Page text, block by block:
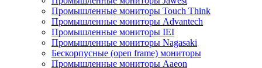
Промышленные мониторы Touch Think
Промышленные мониторы Advantech
Промышленные мониторы IEI
Промышленные мониторы Nagasaki
Бескорпусные (open frame) мониторы
Промышленные мониторы Aaeon